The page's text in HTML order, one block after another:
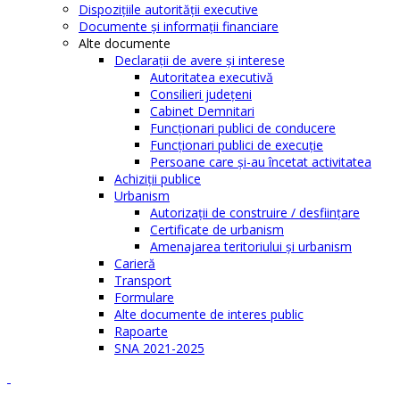
Dispoziţiile autorităţii executive
Documente şi informaţii financiare
Alte documente
Declaraţii de avere şi interese
Autoritatea executivă
Consilieri judeţeni
Cabinet Demnitari
Funcţionari publici de conducere
Funcționari publici de execuție
Persoane care şi-au încetat activitatea
Achiziţii publice
Urbanism
Autorizații de construire / desființare
Certificate de urbanism
Amenajarea teritoriului şi urbanism
Carieră
Transport
Formulare
Alte documente de interes public
Rapoarte
SNA 2021-2025